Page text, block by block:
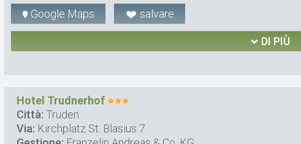
Google Maps
salvare
DI PIÙ
Hotel Trudnerhof
Città: Truden
Via: Kirchplatz St. Blasius 7